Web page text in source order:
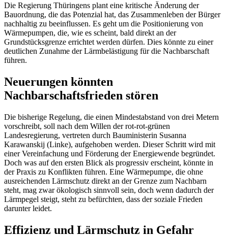
Die Regierung Thüringens plant eine kritische Änderung der
Bauordnung, die das Potenzial hat, das Zusammenleben der Bürger
nachhaltig zu beeinflussen. Es geht um die Positionierung von
Wärmepumpen, die, wie es scheint, bald direkt an der
Grundstücksgrenze errichtet werden dürfen. Dies könnte zu einer
deutlichen Zunahme der Lärmbelästigung für die Nachbarschaft
führen.
Neuerungen könnten
Nachbarschaftsfrieden stören
Die bisherige Regelung, die einen Mindestabstand von drei Metern
vorschreibt, soll nach dem Willen der rot-rot-grünen
Landesregierung, vertreten durch Bauministerin Susanna
Karawanskij (Linke), aufgehoben werden. Dieser Schritt wird mit
einer Vereinfachung und Förderung der Energiewende begründet.
Doch was auf den ersten Blick als progressiv erscheint, könnte in
der Praxis zu Konflikten führen. Eine Wärmepumpe, die ohne
ausreichenden Lärmschutz direkt an der Grenze zum Nachbarn
steht, mag zwar ökologisch sinnvoll sein, doch wenn dadurch der
Lärmpegel steigt, steht zu befürchten, dass der soziale Frieden
darunter leidet.
Effizienz und Lärmschutz in Gefahr